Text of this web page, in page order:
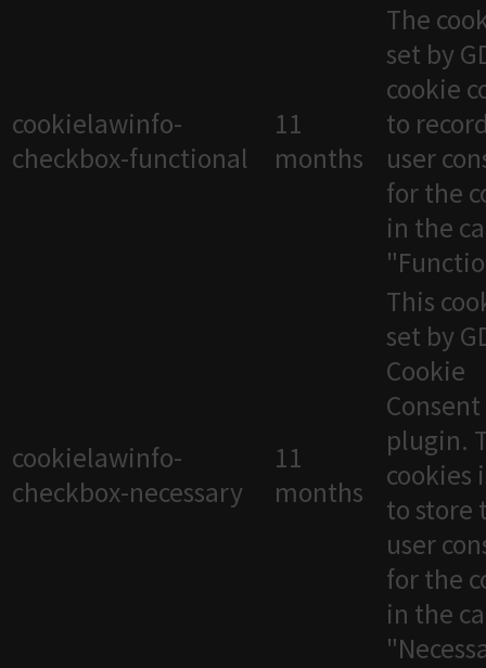
cookielawinfo-
checkbox-functional
11
months
The
set by
cookie
to
user
for the
in the
cookielawinfo-
checkbox-necessary
11
months
This
set by
Cookie
Consent
plugin.
cookies
to store
user
for the
in the